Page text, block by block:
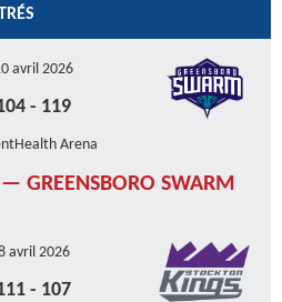
avril 2026
- 119
Arena
GREENSBORO SWARM
avril 2026
- 107